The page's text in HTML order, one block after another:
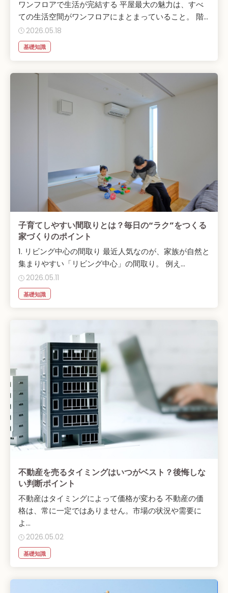
ワンフロアで生活が完結する 平屋最大の魅力は、すべ
ての生活空間がワンフロアにまとまっていること。 階...
2026.05.18
基礎知識
子育てしやすい間取りとは？毎日の“ラク”をつくる
家づくりのポイント
1. リビング中心の間取り 最近人気なのが、家族が自然と
集まりやすい「リビング中心」の間取り。 例え...
2026.05.11
基礎知識
不動産を売るタイミングはいつがベスト？後悔しな
い判断ポイント
不動産はタイミングによって価格が変わる 不動産の価
格は、常に一定ではありません。市場の状況や需要に
よ...
2026.05.02
基礎知識